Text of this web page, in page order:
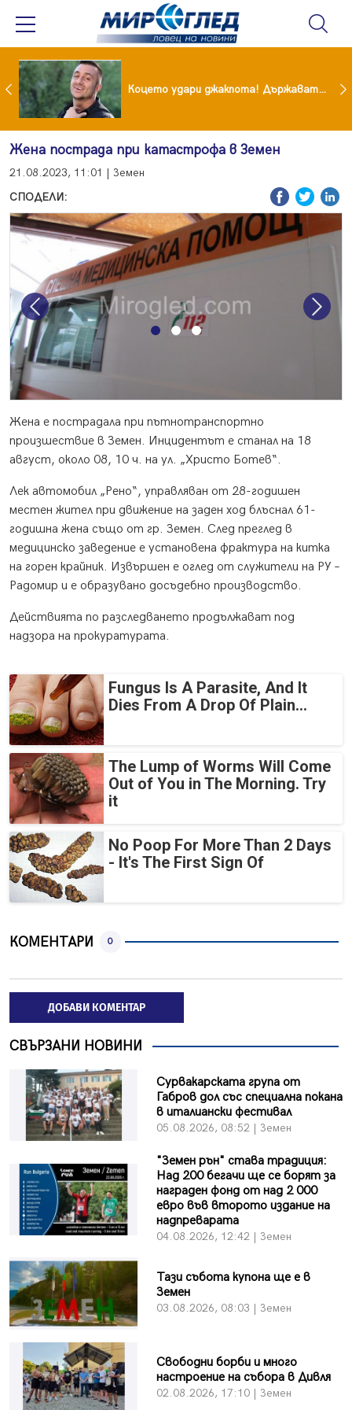
Жена пострада при катастрофа в Земен
21.08.2023, 11:01 | Земен
СПОДЕЛИ:
Previous Next
Жена е пострадала при пътнотранспортно
произшествие в Земен. Инцидентът е станал на 18
август, около 08, 10 ч. на ул. „Христо Ботев“.
Лек автомобил „Рено“, управляван от 28-годишен
местен жител при движение на заден ход блъснал 61-
годишна жена също от гр. Земен. След преглед в
медицинско заведение е установена фрактура на китка
на горен крайник. Извършен е оглед от служители на РУ –
Радомир и е образувано досъдебно производство.
Действията по разследването продължават под
надзора на прокуратурата.
Fungus Is A Parasite, And It
Dies From A Drop Of Plain...
The Lump of Worms Will Come
Out of You in The Morning. Try
it
No Poop For More Than 2 Days
- It's The First Sign Of
КОМЕНТАРИ 0
ДОБАВИ КОМЕНТАР
СВЪРЗАНИ НОВИНИ
Сурвакарската група от
Габров дол със специална покана
в италиански фестивал
05.08.2026, 08:52 | Земен
"Земен рън" става традиция:
Над 200 бегачи ще се борят за
награден фонд от над 2 000
евро във второто издание на
надпреварата
04.08.2026, 12:42 | Земен
Тази събота купона ще е в
Земен
03.08.2026, 08:03 | Земен
Свободни борби и много
настроение на събора в Дивля
02.08.2026, 17:10 | Земен